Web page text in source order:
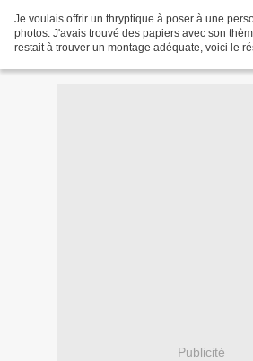
Je voulais offrir un thryptique à poser à une
photos. J'avais trouvé des papiers avec son
restait à trouver un montage adéquate, voici le
Publicité